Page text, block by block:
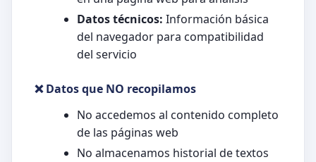
Datos técnicos: Información básica
del navegador para compatibilidad
del servicio
❌ Datos que NO recopilamos
No accedemos al contenido completo
de las páginas web
No almacenamos historial de textos